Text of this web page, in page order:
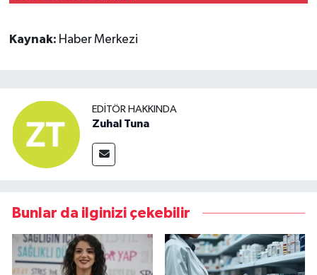
Kaynak: Haber Merkezi
EDITÖR HAKKINDA
Zuhal Tuna
Bunlar da ilginizi çekebilir